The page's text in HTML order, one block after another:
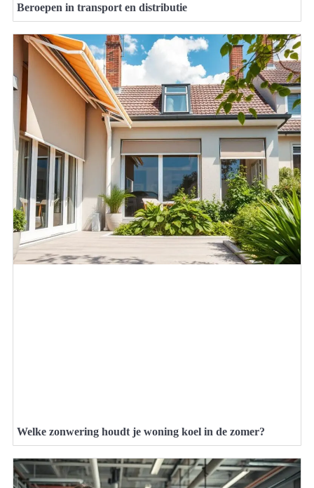
Beroepen in transport en distributie
Welke zonwering houdt je woning koel in de zomer?